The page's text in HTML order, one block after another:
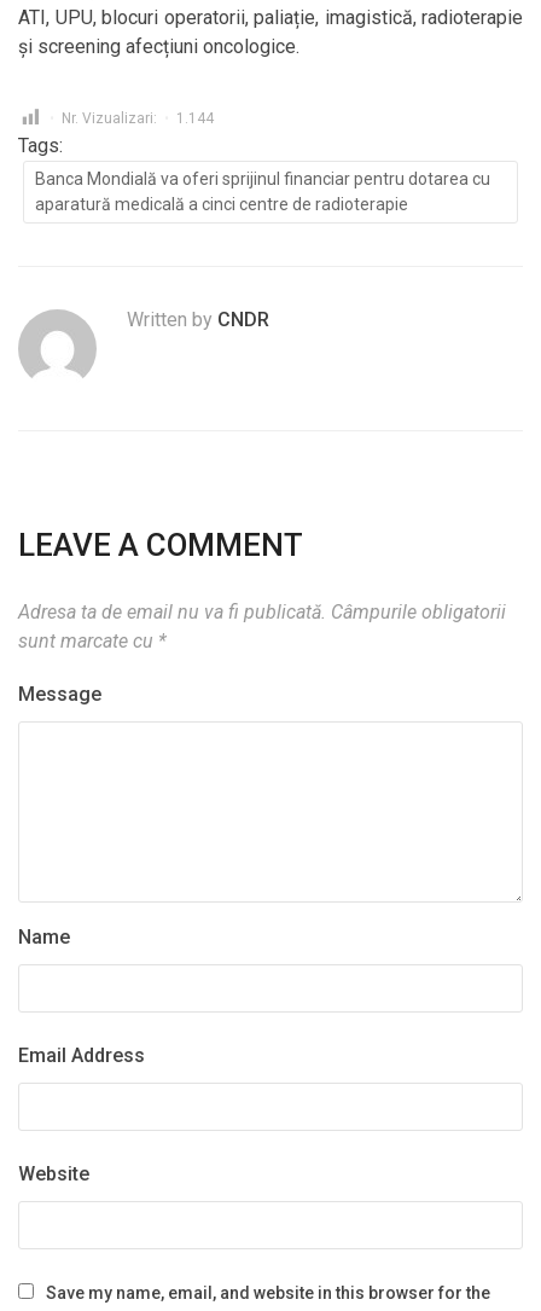
ATI, UPU, blocuri operatorii, paliație, imagistică, radioterapie
și screening afecțiuni oncologice.
Nr. Vizualizari: 1.144
Tags:
Banca Mondială va oferi sprijinul financiar pentru dotarea cu
aparatură medicală a cinci centre de radioterapie
Written by CNDR
LEAVE A COMMENT
Adresa ta de email nu va fi publicată. Câmpurile obligatorii
sunt marcate cu *
Message
Name
Email Address
Website
Save my name, email, and website in this browser for the